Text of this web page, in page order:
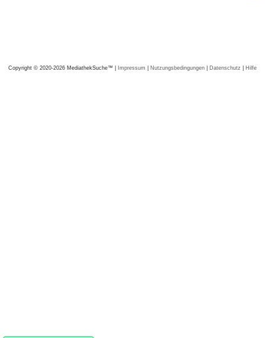
Copyright © 2020-2026 MediathekSuche™ | Impressum | Nutzungsbedingungen | Datenschutz | Hilfe